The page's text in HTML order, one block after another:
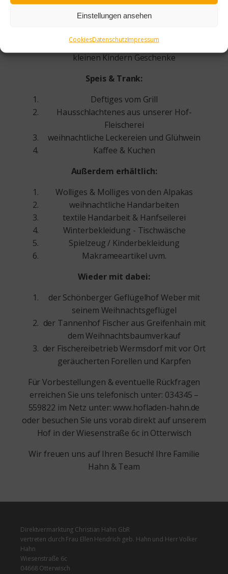
Einstellungen ansehen
CookiesDatenschutzImpressum
Akkordeonband Sirius
um 14:00 Uhr erklingen Weihnachtslieder
15:00 Uhr bringt der Weihnachtsmann den
kleinen Kindern Geschenke
Speis & Trank:
Deftiges vom Grill
Hausschlachtenes aus unserer Hof-
Fleischerei
weihnachtliche Leckereien und Glühwein
Kaffee & Kuchen
Außerdem erhältlich:
Wolliges & Molliges von den Alpakas
weihnachtliche Handarbeiten
textile Handarbeit & Hanfseilerei
Winterbekleidung - Tischwäsche
Spielzeug / Kinderbekleidung
Makrameeartikel uvm.
Wieder mit dabei:
der Schönberger Geflügelhof Weber mit
seinem Weihnachtsgeflügel
der Tannenhof Fischer aus Greifenhain mit
dem Weihnachtsbaumverkauf
der Fischereibetrieb Wermsdorf mit vor Ort
geräucherten Forellen und Karpfen
Für Vorbestellungen & eventuelle Rückfragen
erreichen Sie uns telefonisch unter: 034345 –
559822 im Netz unter: www.hofladen-hahn.de
oder besuchen Sie uns vorab direkt auf unserem
Hof in der Wiesenstraße 6c in Otterwisch
Wir freuen uns auf Ihren Besuch! Ihre Familie
Hahn & Team
Direktvermarktung Christian Hahn GbR
vertreten durch Frau Ellen Hendrich geb. Hahn und Herr Volker
Hahn
Wiesenstraße 6c
04668 Otterwisch